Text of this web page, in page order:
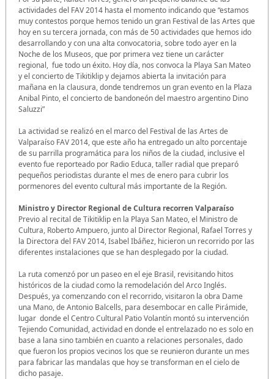
actividades del FAV 2014 hasta el momento indicando que “estamos
muy contestos porque hemos tenido un gran Festival de las Artes que
hoy en su tercera jornada, con más de 50 actividades que hemos ido
desarrollando y con una alta convocatoria, sobre todo ayer en la
Noche de los Museos, que por primera vez tiene un carácter
regional, fue todo un éxito. Hoy día, nos convoca la Playa San Mateo
y el concierto de Tikitiklip y dejamos abierta la invitación para
mañana en la clausura, donde tendremos un gran evento en la Plaza
Anibal Pinto, el concierto de bandoneón del maestro argentino Dino
Saluzzi”
La actividad se realizó en el marco del Festival de las Artes de
Valparaíso FAV 2014, que este año ha entregado un alto porcentaje
de su parrilla programática para los niños de la ciudad, inclusive el
evento fue reporteado por Radio Educa, taller radial que preparó
pequeños periodistas durante el mes de enero para cubrir los
pormenores del evento cultural más importante de la Región.
Ministro y Director Regional de Cultura recorren Valparaíso
Previo al recital de Tikitiklip en la Playa San Mateo, el Ministro de
Cultura, Roberto Ampuero, junto al Director Regional, Rafael Torres y
la Directora del FAV 2014, Isabel Ibáñez, hicieron un recorrido por las
diferentes instalaciones que se han desplegado por la ciudad.
La ruta comenzó por un paseo en el eje Brasil, revisitando hitos
históricos de la ciudad como la remodelación del Arco Inglés.
Después, ya comenzando con el recorrido, visitaron la obra Dame
una Mano, de Antonio Balcells, para desembocar en calle Pirámide,
lugar donde el Centro Cultural Patio Volantín montó su intervención
Tejiendo Comunidad, actividad en donde el entrelazado no es solo en
base a lana sino también en cuanto a relaciones personales, dado
que fueron los propios vecinos los que se reunieron durante un mes
para fabricar las mandalas que hoy se transforman en el cielo de
dicho pasaje.